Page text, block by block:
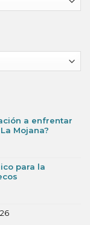
a enfrentar
Mojana?
para la